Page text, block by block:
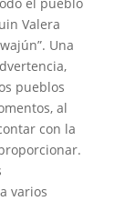
Valera
Una
pueblos
al
con la
varios